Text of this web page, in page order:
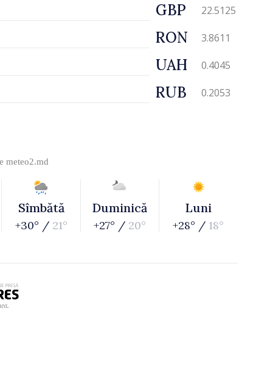
GBP 22.5125
RON 3.8611
UAH 0.4045
RUB 0.2053
meteo2.md
Sîmbătă
+30° / 21°
Duminică
+27° / 20°
Luni
+28° / 18°